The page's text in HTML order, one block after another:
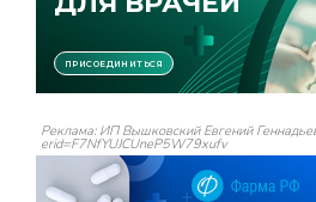
Реклама: ИП Вышковский Евгений
erid=F7NfYUJCUneP5W79xufv